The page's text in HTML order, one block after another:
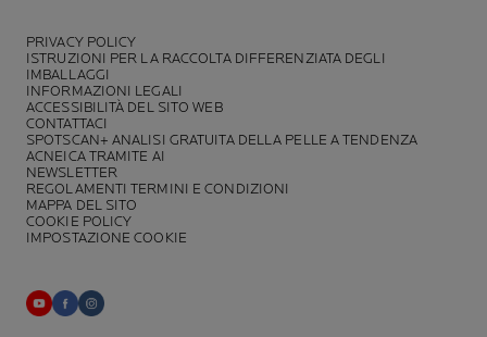
PRIVACY POLICY
ISTRUZIONI PER LA RACCOLTA DIFFERENZIATA DEGLI
IMBALLAGGI
INFORMAZIONI LEGALI
ACCESSIBILITÀ DEL SITO WEB
CONTATTACI
SPOTSCAN+ ANALISI GRATUITA DELLA PELLE A TENDENZA
ACNEICA TRAMITE AI
NEWSLETTER
REGOLAMENTI TERMINI E CONDIZIONI
MAPPA DEL SITO
COOKIE POLICY
IMPOSTAZIONE COOKIE